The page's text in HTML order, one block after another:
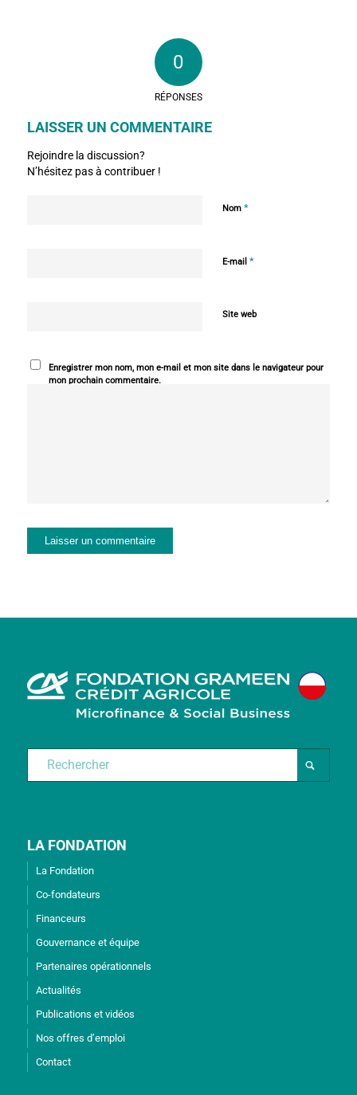
0
RÉPONSES
LAISSER UN COMMENTAIRE
Rejoindre la discussion?
N’hésitez pas à contribuer !
Nom *
E-mail *
Site web
Enregistrer mon nom, mon e-mail et mon site dans le navigateur pour
mon prochain commentaire.
LA FONDATION
La Fondation
Co-fondateurs
Financeurs
Gouvernance et équipe
Partenaires opérationnels
Actualités
Publications et vidéos
Nos offres d’emploi
Contact